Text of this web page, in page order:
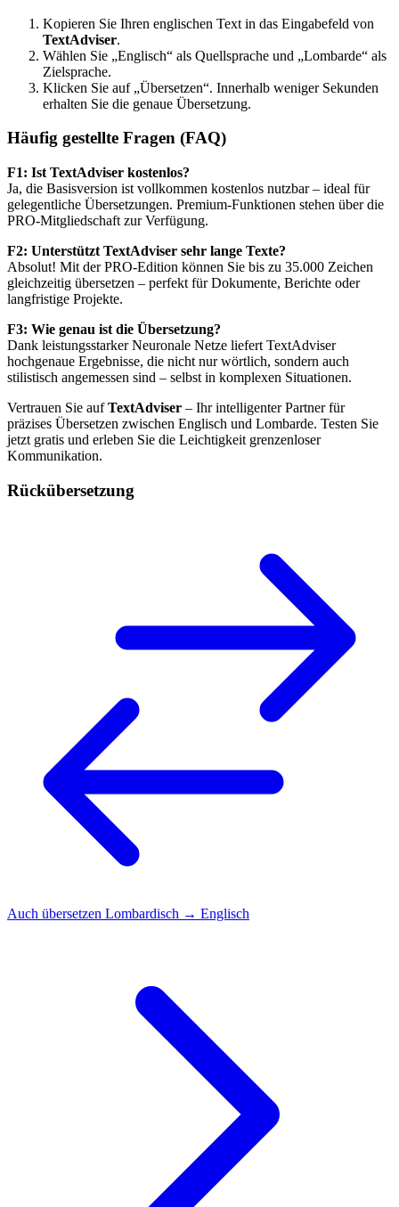
Kopieren Sie Ihren englischen Text in das Eingabefeld von
TextAdviser.
Wählen Sie „Englisch“ als Quellsprache und „Lombarde“ als
Zielsprache.
Klicken Sie auf „Übersetzen“. Innerhalb weniger Sekunden
erhalten Sie die genaue Übersetzung.
Häufig gestellte Fragen (FAQ)
F1: Ist TextAdviser kostenlos?
Ja, die Basisversion ist vollkommen kostenlos nutzbar – ideal für
gelegentliche Übersetzungen. Premium-Funktionen stehen über die
PRO-Mitgliedschaft zur Verfügung.
F2: Unterstützt TextAdviser sehr lange Texte?
Absolut! Mit der PRO-Edition können Sie bis zu 35.000 Zeichen
gleichzeitig übersetzen – perfekt für Dokumente, Berichte oder
langfristige Projekte.
F3: Wie genau ist die Übersetzung?
Dank leistungsstarker Neuronale Netze liefert TextAdviser
hochgenaue Ergebnisse, die nicht nur wörtlich, sondern auch
stilistisch angemessen sind – selbst in komplexen Situationen.
Vertrauen Sie aufTextAdviser – Ihr intelligenter Partner für
präzises Übersetzen zwischen Englisch und Lombarde. Testen Sie
jetzt gratis und erleben Sie die Leichtigkeit grenzenloser
Kommunikation.
Rückübersetzung
Auch übersetzen Lombardisch → Englisch